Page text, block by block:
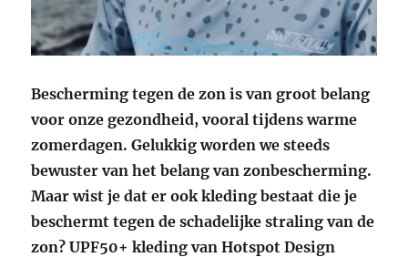
Bescherming tegen de zon is van groot belang
voor onze gezondheid, vooral tijdens warme
zomerdagen. Gelukkig worden we steeds
bewuster van het belang van zonbescherming.
Maar wist je dat er ook kleding bestaat die je
beschermt tegen de schadelijke straling van de
zon? UPF50+ kleding van Hotspot Design